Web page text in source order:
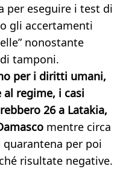
per eseguire i test di
gli accertamenti
nonostante
tamponi.
per i diritti umani,
regime, i casi
26 a Latakia,
mentre circa
quarantena per poi
risultate negative.